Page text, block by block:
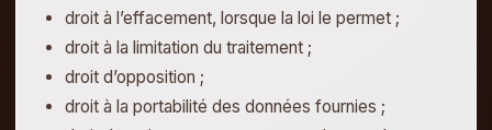
droit à l’effacement, lorsque la loi le permet ;
droit à la limitation du traitement ;
droit d’opposition ;
droit à la portabilité des données fournies ;